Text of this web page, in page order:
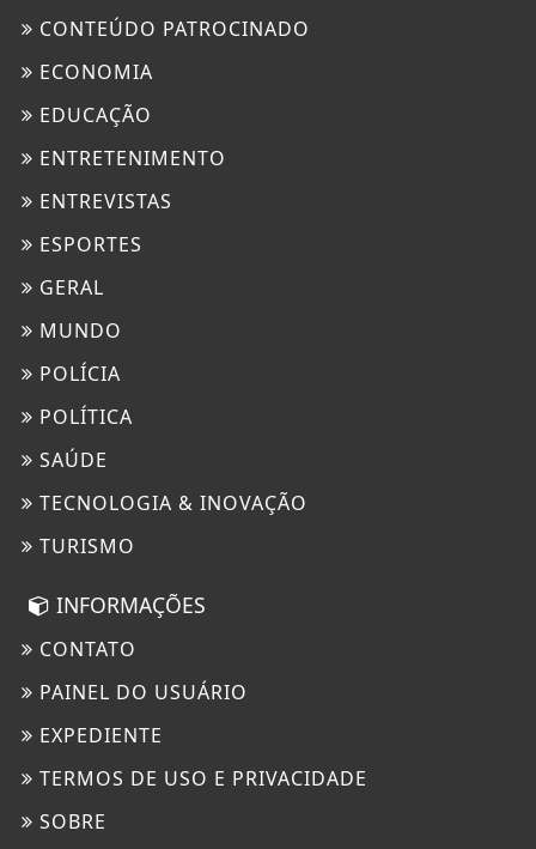
CONTEÚDO PATROCINADO
ECONOMIA
EDUCAÇÃO
ENTRETENIMENTO
ENTREVISTAS
ESPORTES
GERAL
MUNDO
POLÍCIA
POLÍTICA
SAÚDE
TECNOLOGIA & INOVAÇÃO
TURISMO
INFORMAÇÕES
CONTATO
PAINEL DO USUÁRIO
EXPEDIENTE
TERMOS DE USO E PRIVACIDADE
SOBRE